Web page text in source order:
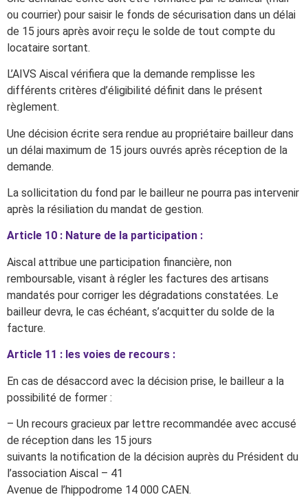
ou courrier) pour saisir le fonds de sécurisation dans un délai
de 15 jours après avoir reçu le solde de tout compte du
locataire sortant.
L’AIVS Aiscal vérifiera que la demande remplisse les
différents critères d’éligibilité définit dans le présent
règlement.
Une décision écrite sera rendue au propriétaire bailleur dans
un délai maximum de 15 jours ouvrés après réception de la
demande.
La sollicitation du fond par le bailleur ne pourra pas intervenir
après la résiliation du mandat de gestion.
Article 10 : Nature de la participation :
Aiscal attribue une participation financière, non
remboursable, visant à régler les factures des artisans
mandatés pour corriger les dégradations constatées. Le
bailleur devra, le cas échéant, s’acquitter du solde de la
facture.
Article 11 : les voies de recours :
En cas de désaccord avec la décision prise, le bailleur a la
possibilité de former :
– Un recours gracieux par lettre recommandée avec accusé
de réception dans les 15 jours
suivants la notification de la décision auprès du Président du
l’association Aiscal – 41
Avenue de l’hippodrome 14 000 CAEN.